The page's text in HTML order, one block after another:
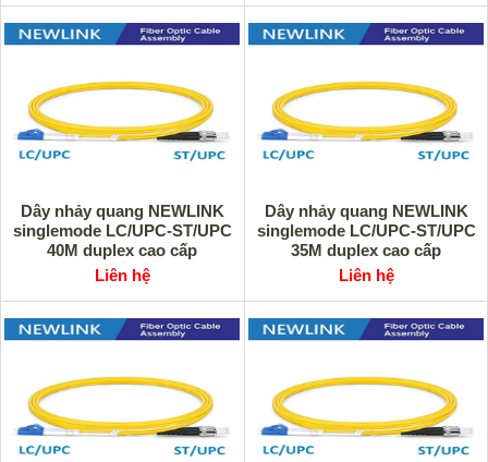
Dây nhảy quang NEWLINK
singlemode LC/UPC-ST/UPC
40M duplex cao cấp
Liên hệ
Dây nhảy quang NEWLINK
singlemode LC/UPC-ST/UPC
35M duplex cao cấp
Liên hệ